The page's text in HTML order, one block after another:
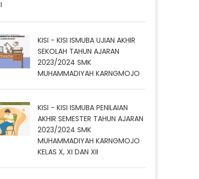
KISI - KISI ISMUBA UJIAN AKHIR
SEKOLAH TAHUN AJARAN
2023/2024 SMK
MUHAMMADIYAH KARNGMOJO
KISI - KISI ISMUBA PENILAIAN
AKHIR SEMESTER TAHUN AJARAN
2023/2024 SMK
MUHAMMADIYAH KARNGMOJO
KELAS X, XI DAN XII